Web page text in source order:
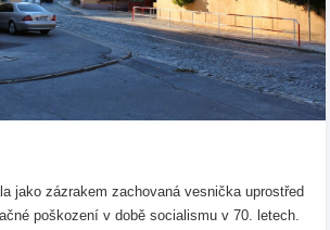
jako zázrakem zachovaná vesnička uprostřed
poškození v době socialismu v 70. letech.